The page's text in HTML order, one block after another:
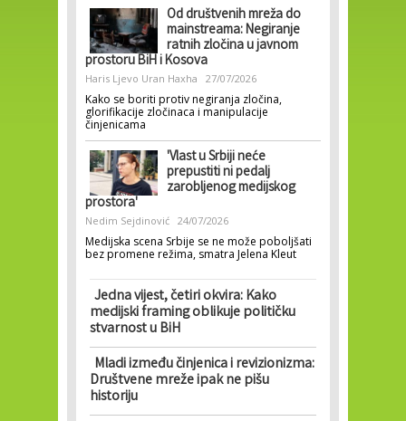
Od društvenih mreža do
mainstreama: Negiranje
ratnih zločina u javnom
prostoru BiH i Kosova
Haris Ljevo Uran Haxha 27/07/2026
Kako se boriti protiv negiranja zločina,
glorifikacije zločinaca i manipulacije
činjenicama
'Vlast u Srbiji neće
prepustiti ni pedalj
zarobljenog medijskog
prostora'
Nedim Sejdinović 24/07/2026
Medijska scena Srbije se ne može poboljšati
bez promene režima, smatra Jelena Kleut
Jedna vijest, četiri okvira: Kako
medijski framing oblikuje političku
stvarnost u BiH
Mladi između činjenica i revizionizma:
Društvene mreže ipak ne pišu
historiju